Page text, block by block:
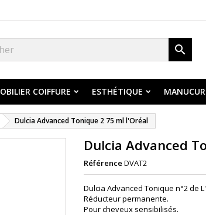

COIFFURE ESTHÉTIQUE
Dulcia Advanced Tonique 2 75 ml l'Oréal
Dulcia Advanced
Référence DVAT2
Dulcia Advanced Tonique n°2 de
Réducteur permanente.
Pour cheveux sensibilisés.